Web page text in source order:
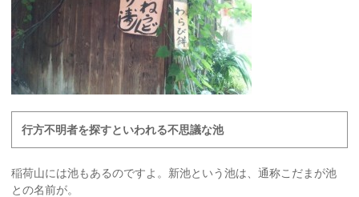
行方不明者を探すといわれる不思議な池
稲荷山には池もあるのですよ。新池という池は、通称こだまが池
との名前が。